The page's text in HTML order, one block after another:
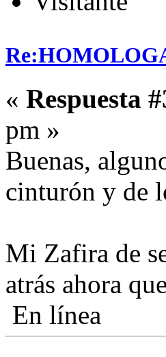
« Respuesta
pm »
Buenas,
cinturón y de
Mi Zafira de
atrás ahora
En línea